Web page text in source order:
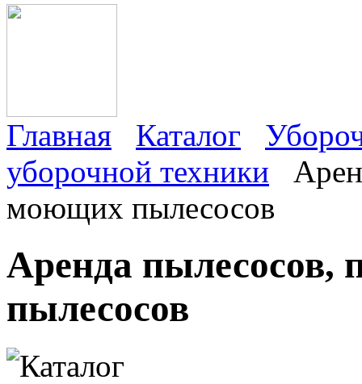
Главная Каталог
уборочной техники
моющих пылесосов
Аренда пылесосов,
пылесосов